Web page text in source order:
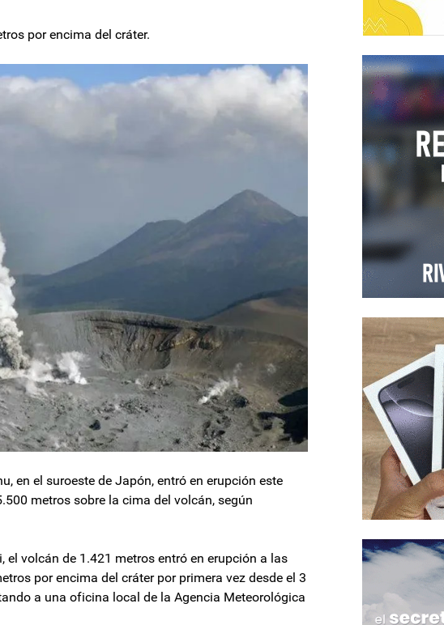
por encima del cráter.
en el suroeste de Japón, entró en erupción este
metros sobre la cima del volcán, según
volcán de 1.421 metros entró en erupción a las
por encima del cráter por primera vez desde el 3
a una oficina local de la Agencia Meteorológica